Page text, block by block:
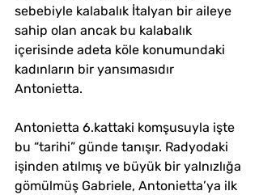
sebebiyle kalabalık İtalyan bir aileye
sahip olan ancak bu kalabalık
içerisinde adeta köle konumundaki
kadınların bir yansımasıdır
Antonietta.
Antonietta 6.kattaki komşusuyla işte
bu “tarihi” günde tanışır. Radyodaki
işinden atılmış ve büyük bir yalnızlığa
gömülmüş Gabriele, Antonietta’ya ilk